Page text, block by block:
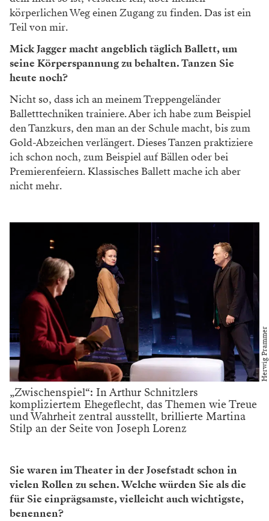
körperlichen Weg einen Zugang zu finden. Das ist ein
Teil von mir.
Mick Jagger macht angeblich täglich Ballett, um
seine Körperspannung zu behalten. Tanzen Sie
heute noch?
Nicht so, dass ich an meinem Treppengeländer
Balletttechniken trainiere. Aber ich habe zum Beispiel
den Tanzkurs, den man an der Schule macht, bis zum
Gold-Abzeichen verlängert. Dieses Tanzen praktiziere
ich schon noch, zum Beispiel auf Bällen oder bei
Premierenfeiern. Klassisches Ballett mache ich aber
nicht mehr.
Herwig Prammer
„Zwischenspiel“: In Arthur Schnitzlers
kompliziertem Ehegeflecht, das Themen wie Treue
und Wahrheit zentral ausstellt, brillierte Martina
Stilp an der Seite von Joseph Lorenz
Sie waren im Theater in der Josefstadt schon in
vielen Rollen zu sehen. Welche würden Sie als die
für Sie einprägsamste, vielleicht auch wichtigste,
benennen?